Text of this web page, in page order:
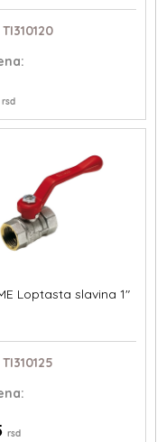
TI310120
rsd
Loptasta slavina 1"
TI310125
rsd